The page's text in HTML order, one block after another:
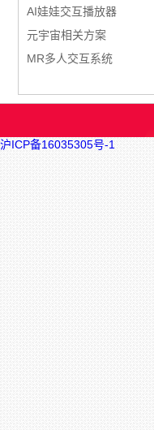
AI娃娃交互播放器
元宇宙相关方案
MR多人交互系统
沪ICP备16035305号-1